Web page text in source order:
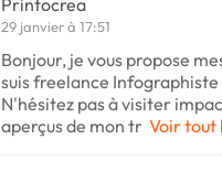
Printocrea
29 janvier à 17:51
Bonjour, je vous propose
suis freelance
N'hésitez pas à visiter
aperçus de mon tr Voir tout